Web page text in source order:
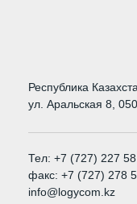
Республика
ул. Аральская 8,
Тел: +7 (727) 227
факс: +7 (727) 278
info@logycom.kz